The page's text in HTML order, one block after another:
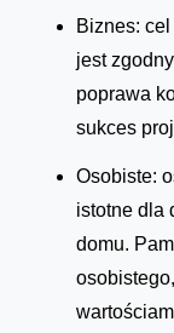
Biznes:
jest
poprawa
sukces
Osobiste:
istotne dla
domu.